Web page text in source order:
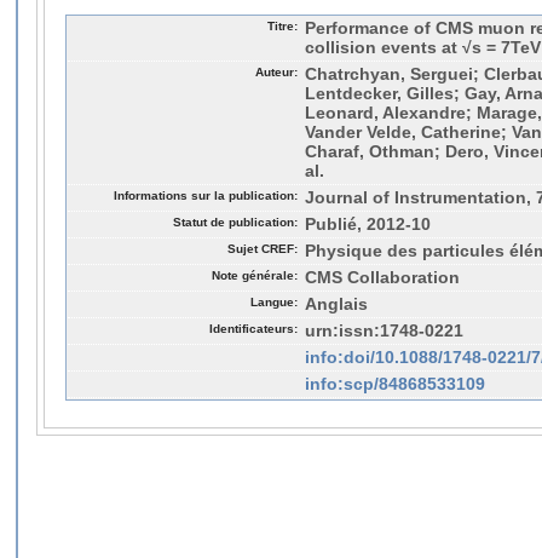
Titre:
Performance of CMS muon
collision events at √s = 7TeV
Auteur: Chatrchyan, Serguei;
Lentdecker, Gilles; Gay,
Leonard, Alexandre;
Vander Velde, Catherine;
Charaf, Othman; Dero,
al.
Informations sur la publication: Journal of Instrumentation,
Statut de publication: Publié, 2012-10
Sujet CREF: Physique des particules
Note générale: CMS Collaboration
Langue: Anglais
Identificateurs:
urn:issn:1748-0221
info:doi/10.1088/1748-0221/
info:scp/84868533109